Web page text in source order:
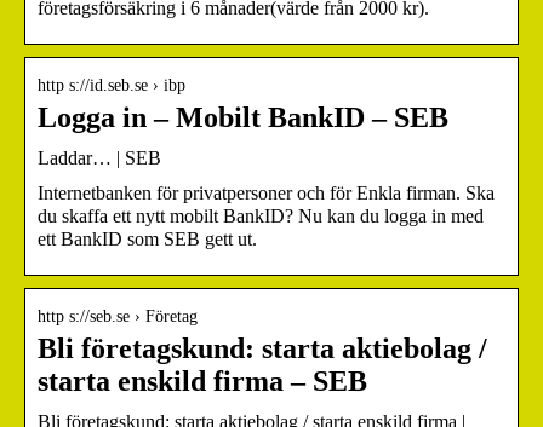
företagsförsäkring i 6 månader(värde från 2000 kr).
http s://id.seb.se › ibp
Logga in – Mobilt BankID – SEB
Laddar… | SEB
Internetbanken för privatpersoner och för Enkla firman. Ska
du skaffa ett nytt mobilt BankID? Nu kan du logga in med
ett BankID som SEB gett ut.
http s://seb.se › Företag
Bli företagskund: starta aktiebolag /
starta enskild firma – SEB
Bli företagskund: starta aktiebolag / starta enskild firma |